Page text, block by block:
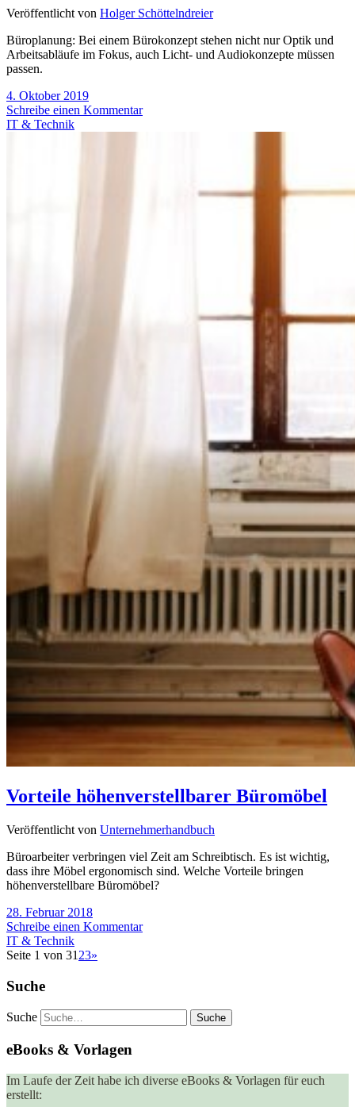
Veröffentlicht von Holger Schöttelndreier
Büroplanung: Bei einem Bürokonzept stehen nicht nur Optik und
Arbeitsabläufe im Fokus, auch Licht- und Audiokonzepte müssen
passen.
4. Oktober 2019
Schreibe einen Kommentar
IT & Technik
Vorteile höhenverstellbarer Büromöbel
Veröffentlicht von Unternehmerhandbuch
Büroarbeiter verbringen viel Zeit am Schreibtisch. Es ist wichtig,
dass ihre Möbel ergonomisch sind. Welche Vorteile bringen
höhenverstellbare Büromöbel?
28. Februar 2018
Schreibe einen Kommentar
IT & Technik
Seite 1 von 31 23»
Suche
Suche
eBooks & Vorlagen
Im Laufe der Zeit habe ich diverse eBooks & Vorlagen für euch
erstellt: